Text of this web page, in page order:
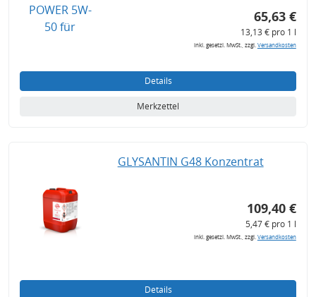
65,63 €
13,13 € pro 1 l
inkl. gesetzl. MwSt., zzgl.Versandkosten
Details
Merkzettel
GLYSANTIN G48 Konzentrat
109,40 €
5,47 € pro 1 l
inkl. gesetzl. MwSt., zzgl.Versandkosten
Details